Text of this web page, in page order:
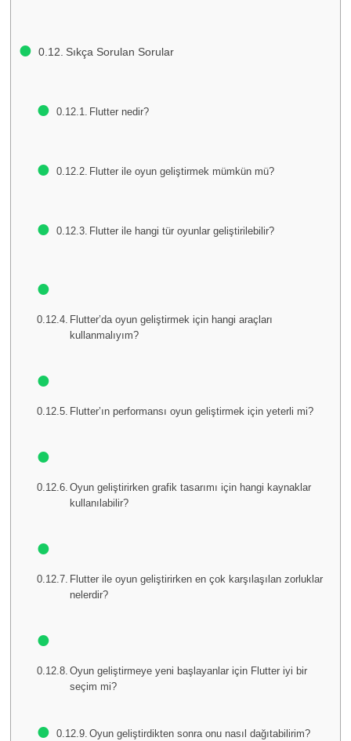
Sıkça Sorulan Sorular
Flutter nedir?
Flutter ile oyun geliştirmek mümkün mü?
Flutter ile hangi tür oyunlar geliştirilebilir?
Flutter’da oyun geliştirmek için hangi araçları
kullanmalıyım?
Flutter’ın performansı oyun geliştirmek için yeterli mi?
Oyun geliştirirken grafik tasarımı için hangi kaynaklar
kullanılabilir?
Flutter ile oyun geliştirirken en çok karşılaşılan zorluklar
nelerdir?
Oyun geliştirmeye yeni başlayanlar için Flutter iyi bir
seçim mi?
Oyun geliştirdikten sonra onu nasıl dağıtabilirim?